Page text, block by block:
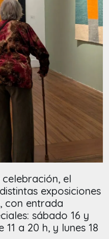
el
exposiciones
con entrada
sábado 16 y
a 20 h, y lunes 18